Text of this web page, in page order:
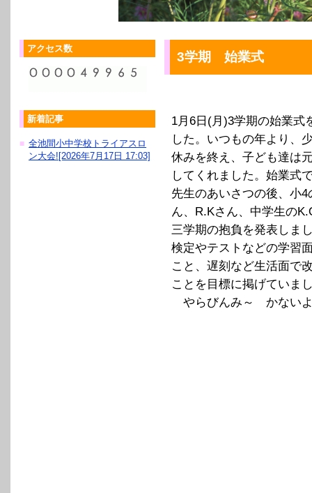
3学期 始業式
1月6日(月)3学期の始業式
した。いつもの年より、
休みを終え、子ども達は
してくれました。始業式
先生のあいさつの後、小4
ん、R.Kさん、中学生の
三学期の抱負を発表しま
検定やテストなどの学習
こと、遅刻など生活面で
ことを目標に掲げていま
やらびんみ～ かない
アクセス数
新着記事
■ 全池間小中学校トライアスロ
ン大会![2026年7月17日 17:03]